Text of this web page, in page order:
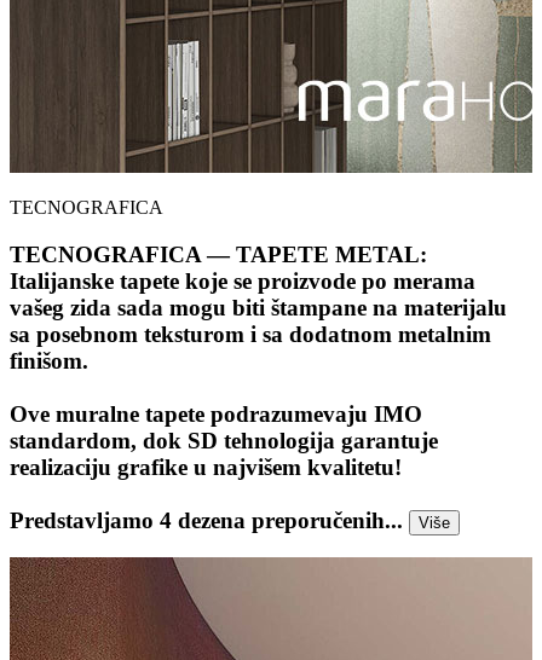
TECNOGRAFICA
TECNOGRAFICA — TAPETE METAL:
Italijanske tapete koje se proizvode po merama
vašeg zida sada mogu biti štampane na materijalu
sa posebnom teksturom i sa dodatnom metalnim
finišom.
Ove muralne tapete podrazumevaju IMO
standardom, dok SD tehnologija garantuje
realizaciju grafike u najvišem kvalitetu!
Predstavljamo 4 dezena preporučenih... Više